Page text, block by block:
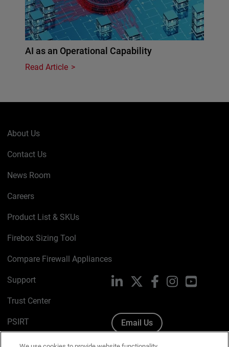
AI as an Operational Capability
Read Article
About Us
Contact Us
News Room
Careers
Product List & SKUs
Firebox Sizing Tool
Compare Firewall Appliances
Support
Trust Center
PSIRT
Cookie Policy
LinkedIn FacebookInstagramYouTube
Email Us